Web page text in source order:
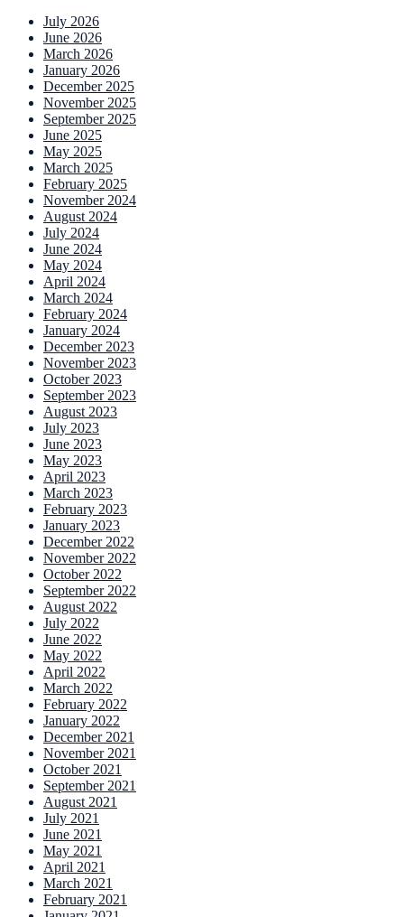
July 2026
June 2026
March 2026
January 2026
December 2025
November 2025
September 2025
June 2025
May 2025
March 2025
February 2025
November 2024
August 2024
July 2024
June 2024
May 2024
April 2024
March 2024
February 2024
January 2024
December 2023
November 2023
October 2023
September 2023
August 2023
July 2023
June 2023
May 2023
April 2023
March 2023
February 2023
January 2023
December 2022
November 2022
October 2022
September 2022
August 2022
July 2022
June 2022
May 2022
April 2022
March 2022
February 2022
January 2022
December 2021
November 2021
October 2021
September 2021
August 2021
July 2021
June 2021
May 2021
April 2021
March 2021
February 2021